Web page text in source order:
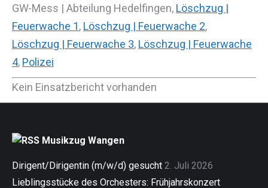
GW-Mess | Abteilung Hedelfingen, Löschzug |
Feuerwache 1, Löschzug | Feuerwache 2,
Löschzug | Feuerwache 3, Löschzug | Feuerwache
4, Polizei
Kein Einsatzbericht vorhanden
Musikzug Wangen
Dirigent/Dirigentin (m/w/d) gesucht 2. Juli 2026
Lieblingsstücke des Orchesters: Frühjahrskonzert